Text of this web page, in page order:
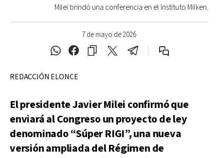
7 de mayo de 2026
Milei brindó una conferencia en el Instituto Milken.
REDACCIÓN ELONCE
El presidente Javier Milei confirmó que
enviará al Congreso un proyecto de ley
denominado “Súper RIGI”, una nueva
versión ampliada del Régimen de